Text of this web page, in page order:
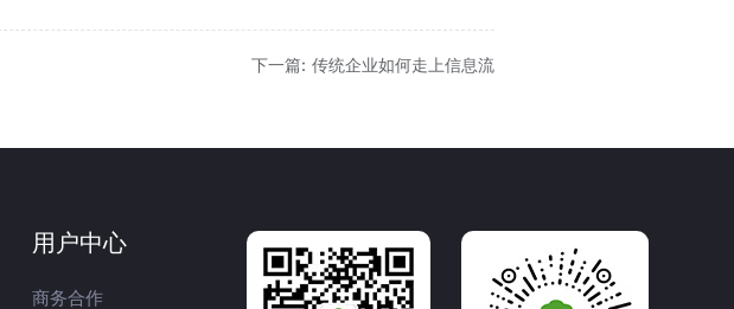
下一篇: 传统企业如何走上信息流
用户中心
商务合作